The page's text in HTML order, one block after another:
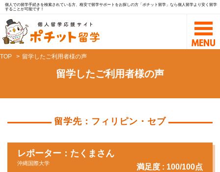
個人での留学手続きを検索されている方、格安で留学サポートをお探しの方「ポチット留学」なら個人留学より安く留学
することが可能です！
TOP 留学したご利用者様の声
留学したご利用者様の声
留学先：フィリピン・セブ
レポーター：たくまさん
沖縄国際大学 満足度 : 100/100点